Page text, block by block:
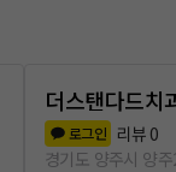
더스탠다드치
로그인 리뷰 0
경기도 양주시 양